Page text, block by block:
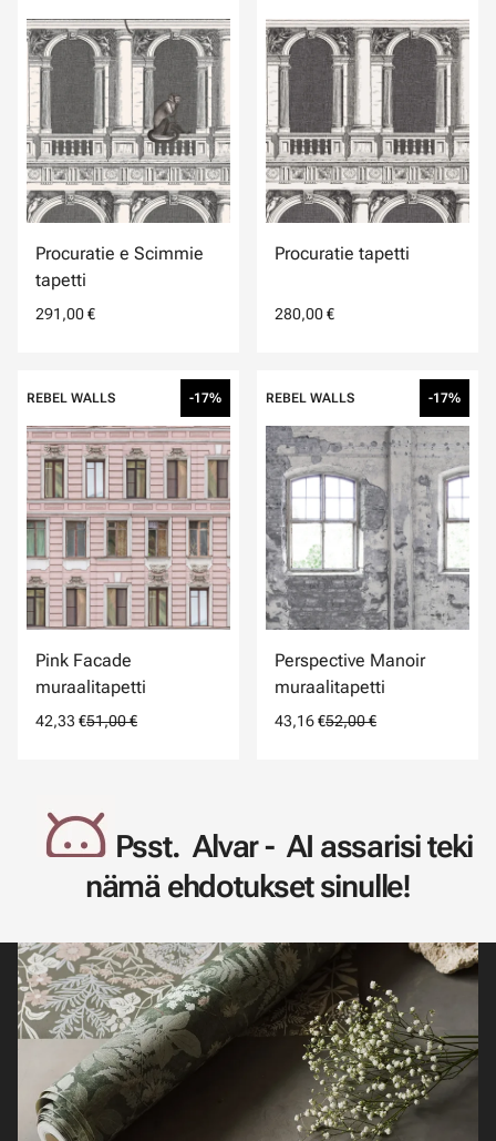
Procuratie e Scimmie
tapetti
291,00 €
Procuratie tapetti
280,00 €
REBEL WALLS -17%
Pink Facade
muraalitapetti
42,33 €51,00 €
REBEL WALLS -17%
Perspective Manoir
muraalitapetti
43,16 €52,00 €
Psst. Alvar - AI assarisi teki
nämä ehdotukset sinulle!